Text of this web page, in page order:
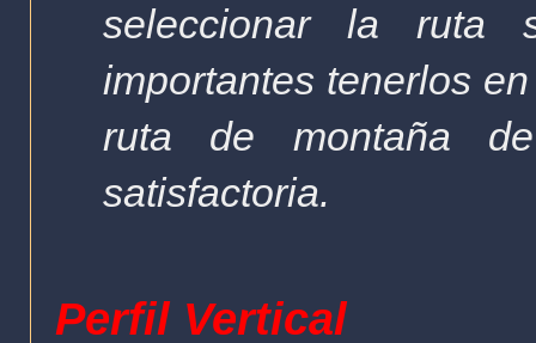
seleccionar la ruta
importantes tenerlos
ruta de montaña
satisfactoria.
Perfil Vertical